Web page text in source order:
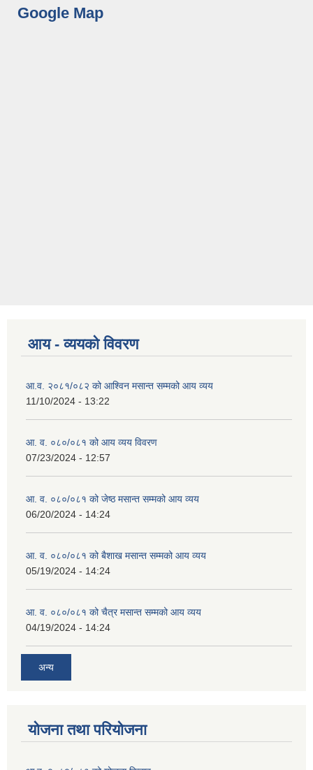
Google Map
आय - व्ययको विवरण
आ.व. २०८१/०८२ को आश्विन मसान्त सम्मको आय व्यय
11/10/2024 - 13:22
आ. व. ०८०/०८१ को आय व्यय विवरण
07/23/2024 - 12:57
आ. व. ०८०/०८१ को जेष्ठ मसान्त सम्मको आय व्यय
06/20/2024 - 14:24
आ. व. ०८०/०८१ को बैशाख मसान्त सम्मको आय व्यय
05/19/2024 - 14:24
आ. व. ०८०/०८१ को चैत्र मसान्त सम्मको आय व्यय
04/19/2024 - 14:24
अन्य
योजना तथा परियोजना